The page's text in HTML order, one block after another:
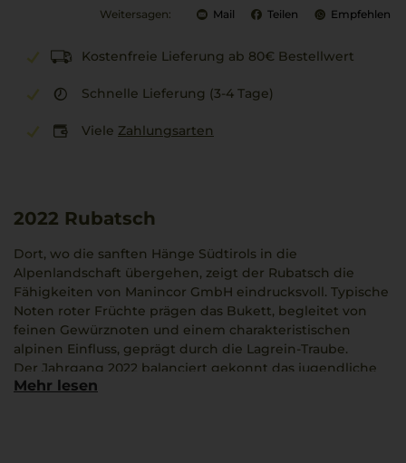
Weitersagen: Mail Teilen Empfehlen
Kostenfreie Lieferung ab 80€ Bestellwert
Schnelle Lieferung (3-4 Tage)
Viele Zahlungsarten
2022 Rubatsch
Dort, wo die sanften Hänge Südtirols in die
Alpenlandschaft übergehen, zeigt der Rubatsch die
Fähigkeiten von Manincor GmbH eindrucksvoll. Typische
Noten roter Früchte prägen das Bukett, begleitet von
feinen Gewürznoten und einem charakteristischen
alpinen Einfluss, geprägt durch die Lagrein-Traube.
Der Jahrgang 2022 balanciert gekonnt das jugendliche
Temperament des Weins mit eleganter
Mehr lesen